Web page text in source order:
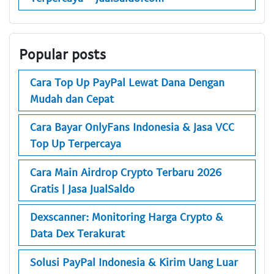
Popular posts
Cara Top Up PayPal Lewat Dana Dengan
Mudah dan Cepat
Cara Bayar OnlyFans Indonesia & Jasa VCC
Top Up Terpercaya
Cara Main Airdrop Crypto Terbaru 2026
Gratis | Jasa JualSaldo
Dexscanner: Monitoring Harga Crypto &
Data Dex Terakurat
Solusi PayPal Indonesia & Kirim Uang Luar